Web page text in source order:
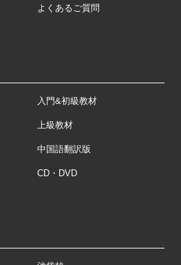
よくあるご質問
入門&初級教材
上級教材
中国語翻訳版
CD・DVD